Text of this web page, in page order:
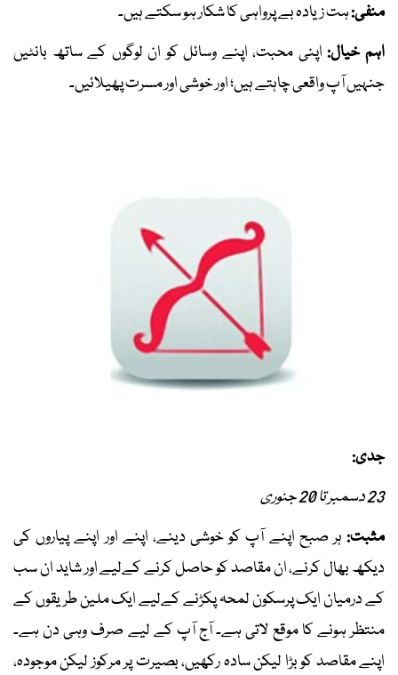
منفی:ہت زیادہ بے پرواہی کا شکار ہو سکتے ہیں۔
اہم خیال:اپنی محبت، اپنے وسائل کو ان لوگوں کے ساتھ بانٹیں
جنہیں آپ واقعی چاہتے ہیں؛ اور خوشی اور مسرت پھیلائیں۔
جدی:
23 دسمبر تا 20 جنوری
مثبت: ہر صبح اپنے آپ کو خوشی دینے، اپنے اور اپنے پیاروں کی
دیکھ بھال کرنے، ان مقاصد کو حاصل کرنے کےلیے اور شاید ان سب
کے درمیان ایک پرسکون لمحہ پکڑنے کےلیے ایک ملین طریقوں کے
منتظر ہونے کا موقع لاتی ہے۔ آج آپ کے لیے صرف وہی دن ہے۔
اپنے مقاصد کو بڑا لیکن سادہ رکھیں، بصیرت پر مرکوز لیکن موجودہ،